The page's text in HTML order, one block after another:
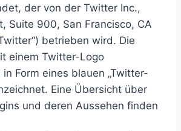
der von der Twitter Inc.,
Suite 900, San Francisco, CA
betrieben wird. Die
einem Twitter-Logo
Form eines blauen „Twitter-
Eine Übersicht über
und deren Aussehen finden